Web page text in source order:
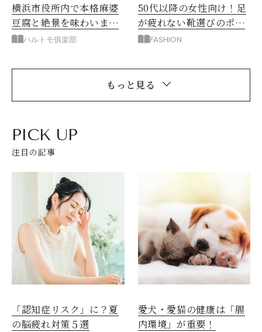
横浜市役所内で本格麻婆
豆腐と絶景を味わいませ
んかハルトモ俱楽部
50代以降の女性向け！足
が疲れない靴選びのポイ
ントFASHION
もっと見る
PICK UP
注目の記事
「認知症リスク」に？夏
の脳疲れ対策５選
愛犬・愛猫の健康は「腸
内環境」が重要！